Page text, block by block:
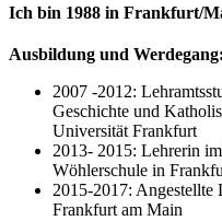
Ich bin 1988 in Frankfurt/
Ausbildung und Werdegang:
2007 -2012:
Geschichte und
Universität Frankfurt
2013- 2015: Lehrerin
Wöhlerschule in
2015-2017: Angestellte
Frankfurt am Main